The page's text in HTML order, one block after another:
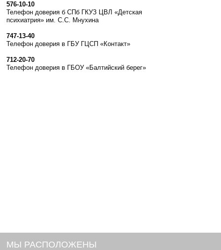
576-10-10
Телефон доверия б СПб ГКУЗ ЦВЛ «Детская
психиатрия» им. С.С. Мнухина
747-13-40
Телефон доверия в ГБУ ГЦСП «Контакт»
712-20-70
Телефон доверия в ГБОУ «Балтийский берег»
МЫ РАСПОЛОЖЕНЫ